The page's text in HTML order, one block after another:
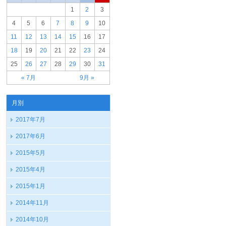
« 7月 9月 »
1 2
3
4
5 6 7 8 9
10
11
12 13 14 15 16
17
18
19 20 21 22 23
24
25
26 27 28 29 30 31
月別
2017年7月
2017年6月
2015年5月
2015年4月
2015年1月
2014年11月
2014年10月